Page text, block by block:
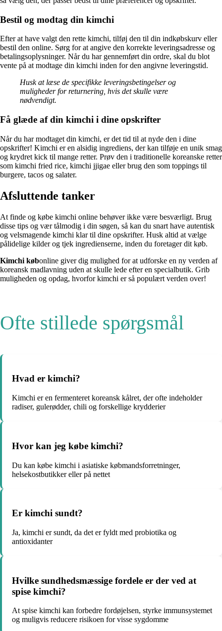
Bestil og modtag din kimchi
Efter at have valgt den rette kimchi, tilføj den til din indkøbskurv eller
bestil den online. Sørg for at angive den korrekte leveringsadresse og
betalingsoplysninger. Når du har gennemført din ordre, skal du blot
vente på at modtage din kimchi inden for den angivne leveringstid.
Husk at læse de specifikke leveringsbetingelser og
muligheder for returnering, hvis det skulle være
nødvendigt.
Få glæde af din kimchi i dine opskrifter
Når du har modtaget din kimchi, er det tid til at nyde den i dine
opskrifter! Kimchi er en alsidig ingrediens, der kan tilføje en unik smag
og krydret kick til mange retter. Prøv den i traditionelle koreanske retter
som kimchi fried rice, kimchi jjigae eller brug den som toppings til
burgere, tacos og salater.
Afsluttende tanker
At finde og købe kimchi online behøver ikke være besværligt. Brug
disse tips og vær tålmodig i din søgen, så kan du snart have autentisk
og velsmagende kimchi klar til dine opskrifter. Husk altid at vælge
pålidelige kilder og tjek ingredienserne, inden du foretager dit køb.
Kimchi købonline giver dig mulighed for at udforske en ny verden af ​​
koreansk madlavning uden at skulle lede efter en specialbutik. Grib
muligheden og opdag, hvorfor kimchi er så populært verden over!
Ofte stillede spørgsmål
Hvad er kimchi?
Kimchi er en fermenteret koreansk kålret, der ofte indeholder
radiser, gulerødder, chili og forskellige krydderier
Hvor kan jeg købe kimchi?
Du kan købe kimchi i asiatiske købmandsforretninger,
helsekostbutikker eller på nettet
Er kimchi sundt?
Ja, kimchi er sundt, da det er fyldt med probiotika og
antioxidanter
Hvilke sundhedsmæssige fordele er der ved at
spise kimchi?
At spise kimchi kan forbedre fordøjelsen, styrke immunsystemet
og muligvis reducere risikoen for visse sygdomme